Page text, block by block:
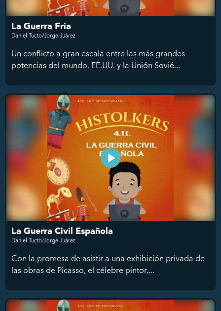
La Guerra Fría
Daniel Tucto/Jorge Juárez
Un conflicto a gran escala entre las más grandes
potencias del mundo, EE.UU. y la Unión Sovié...
La Guerra Civil Española
Daniel Tucto/Jorge Juárez
Con la promesa de asistir a una exhibición privada de
las obras de Picasso, el célebre pintor,...